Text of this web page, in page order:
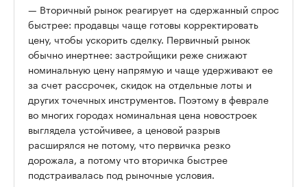
— Вторичный рынок реагирует на сдержанный спрос
быстрее: продавцы чаще готовы корректировать
цену, чтобы ускорить сделку. Первичный рынок
обычно инертнее: застройщики реже снижают
номинальную цену напрямую и чаще удерживают ее
за счет рассрочек, скидок на отдельные лоты и
других точечных инструментов. Поэтому в феврале
во многих городах номинальная цена новостроек
выглядела устойчивее, а ценовой разрыв
расширялся не потому, что первичка резко
дорожала, а потому что вторичка быстрее
подстраивалась под рыночные условия.